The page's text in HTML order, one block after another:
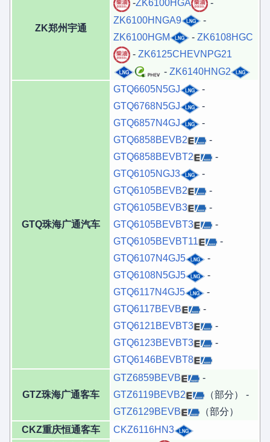
ZK郑州宇通
-ZK6100HGA
-
ZK6100HNGA9
-
ZK6100HGM
- ZK6108HGC
- ZK6125CHEVNPG21
- ZK6140HNG2
GTQ珠海广通汽车
GTQ6605N5GJ
-
GTQ6768N5GJ
-
GTQ6857N4GJ
-
GTQ6858BEVB2
-
GTQ6858BEVBT2
-
GTQ6105NGJ3
-
GTQ6105BEVB2
-
GTQ6105BEVB3
-
GTQ6105BEVBT3
-
GTQ6105BEVBT11
-
GTQ6107N4GJ5
-
GTQ6108N5GJ5
-
GTQ6117N4GJ5
-
GTQ6117BEVB
-
GTQ6121BEVBT3
-
GTQ6123BEVBT3
-
GTQ6146BEVBT8
GTZ珠海广通客车
GTZ6859BEVB
-
GTZ6119BEVB2
（部分） -
GTZ6129BEVB
（部分）
CKZ重庆恒通客车
CKZ6116HN3